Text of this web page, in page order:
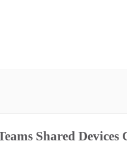
Shared Devices